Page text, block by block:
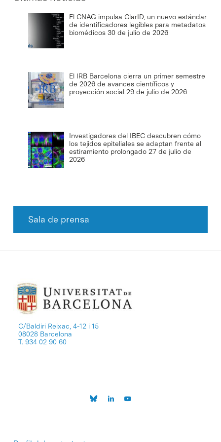
El CNAG impulsa ClarID, un nuevo estándar
de identificadores legibles para metadatos
biomédicos 30 de julio de 2026
El IRB Barcelona cierra un primer semestre
de 2026 de avances científicos y
proyección social 29 de julio de 2026
Investigadores del IBEC descubren cómo
los tejidos epiteliales se adaptan frente al
estiramiento prolongado 27 de julio de
2026
Sala de prensa
C/Baldiri Reixac, 4-12 i 15
08028 Barcelona
T. 934 02 90 60